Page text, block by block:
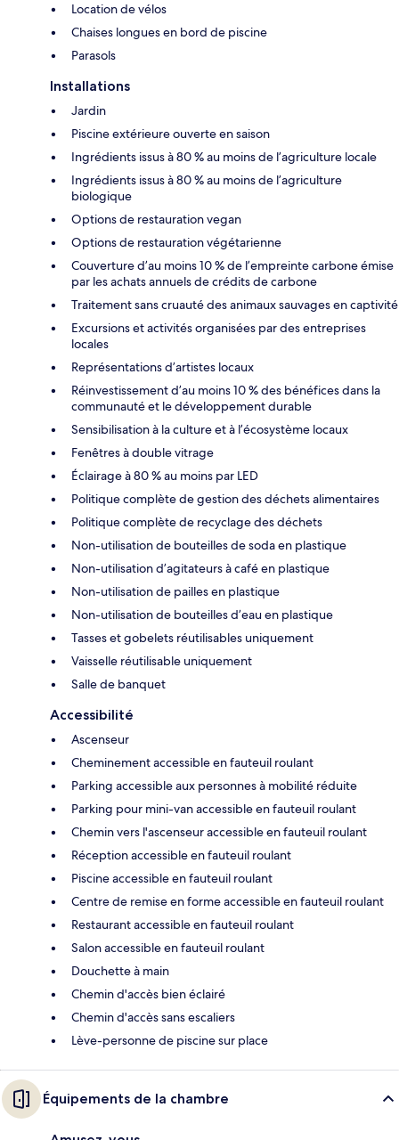
Location de vélos
Chaises longues en bord de piscine
Parasols
Installations
Jardin
Piscine extérieure ouverte en saison
Ingrédients issus à 80 % au moins de l’agriculture locale
Ingrédients issus à 80 % au moins de l’agriculture
biologique
Options de restauration vegan
Options de restauration végétarienne
Couverture d’au moins 10 % de l’empreinte carbone émise
par les achats annuels de crédits de carbone
Traitement sans cruauté des animaux sauvages en captivité
Excursions et activités organisées par des entreprises
locales
Représentations d’artistes locaux
Réinvestissement d’au moins 10 % des bénéfices dans la
communauté et le développement durable
Sensibilisation à la culture et à l’écosystème locaux
Fenêtres à double vitrage
Éclairage à 80 % au moins par LED
Politique complète de gestion des déchets alimentaires
Politique complète de recyclage des déchets
Non-utilisation de bouteilles de soda en plastique
Non-utilisation d’agitateurs à café en plastique
Non-utilisation de pailles en plastique
Non-utilisation de bouteilles d’eau en plastique
Tasses et gobelets réutilisables uniquement
Vaisselle réutilisable uniquement
Salle de banquet
Accessibilité
Ascenseur
Cheminement accessible en fauteuil roulant
Parking accessible aux personnes à mobilité réduite
Parking pour mini-van accessible en fauteuil roulant
Chemin vers l'ascenseur accessible en fauteuil roulant
Réception accessible en fauteuil roulant
Piscine accessible en fauteuil roulant
Centre de remise en forme accessible en fauteuil roulant
Restaurant accessible en fauteuil roulant
Salon accessible en fauteuil roulant
Douchette à main
Chemin d'accès bien éclairé
Chemin d'accès sans escaliers
Lève-personne de piscine sur place
Équipements de la chambre